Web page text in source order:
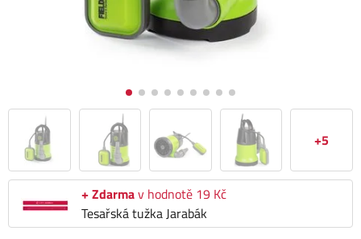
+5
+ Zdarmav hodnotě 19 Kč
Tesařská tužka Jarabák